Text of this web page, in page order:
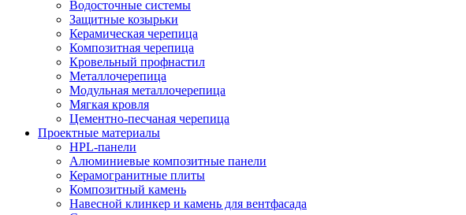
Водосточные системы
Защитные козырьки
Керамическая черепица
Композитная черепица
Кровельный профнастил
Металлочерепица
Модульная металлочерепица
Мягкая кровля
Цементно-песчаная черепица
Проектные материалы
HPL-панели
Алюминиевые композитные панели
Керамогранитные плиты
Композитный камень
Навесной клинкер и камень для вентфасада